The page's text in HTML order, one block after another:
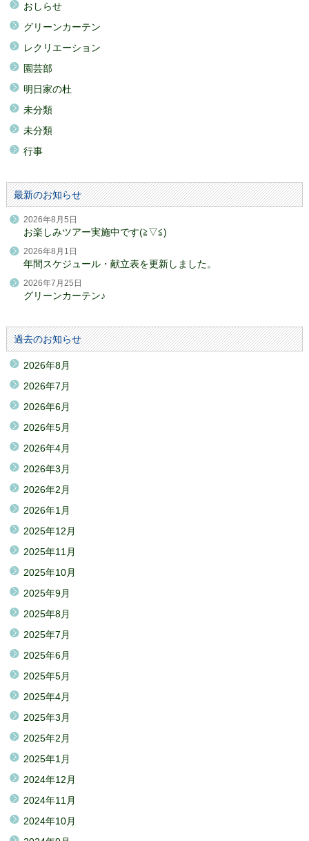
おしらせ
グリーンカーテン
レクリエーション
園芸部
明日家の杜
未分類
未分類
行事
最新のお知らせ
2026年8月5日
お楽しみツアー実施中です(≧▽≦)
2026年8月1日
年間スケジュール・献立表を更新しました。
2026年7月25日
グリーンカーテン♪
過去のお知らせ
2026年8月
2026年7月
2026年6月
2026年5月
2026年4月
2026年3月
2026年2月
2026年1月
2025年12月
2025年11月
2025年10月
2025年9月
2025年8月
2025年7月
2025年6月
2025年5月
2025年4月
2025年3月
2025年2月
2025年1月
2024年12月
2024年11月
2024年10月